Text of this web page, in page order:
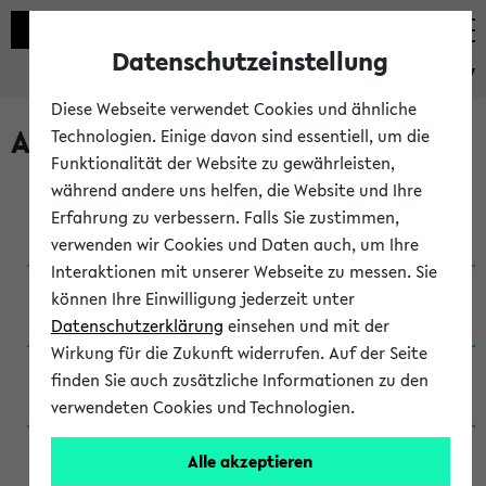
eKVV
Archivierte Studiengänge
Anglistik: British and American Studies / B.A.
(Einschreibung bis WiSe 16/17)
Anglistik: British and American Studies / B.A.
(Einschreibung bis SoSe 2015)
Anglistik: British and American Studies / B.A.
(Einschreibung bis SoSe 2013)
Anglistik: British and American Studies / Ba
(Einschreibung bis SoSe 2011)
Datenschutzeinstellung
Diese Webseite verwendet Cookies und ähnliche
Technologien. Einige davon sind essentiell, um die
Funktionalität der Website zu gewährleisten,
während andere uns helfen, die Website und Ihre
Erfahrung zu verbessern. Falls Sie zustimmen,
verwenden wir Cookies und Daten auch, um Ihre
Interaktionen mit unserer Webseite zu messen. Sie
können Ihre Einwilligung jederzeit unter
Datenschutzerklärung einsehen und mit der
Wirkung für die Zukunft widerrufen. Auf der Seite
finden Sie auch zusätzliche Informationen zu den
verwendeten Cookies und Technologien.
Alle akzeptieren